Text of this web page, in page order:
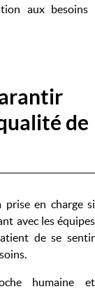
aux besoins
de
prise en charge si
avec les équipes
de se sentir
humaine et